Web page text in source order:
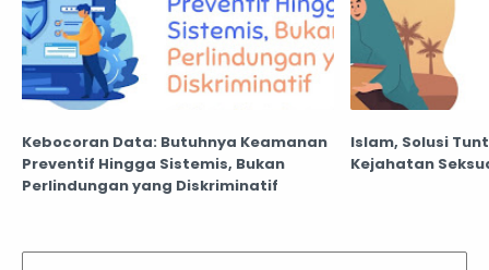
Kebocoran Data: Butuhnya Keamanan
Preventif Hingga Sistemis, Bukan
Perlindungan yang Diskriminatif
Islam, Solusi
Kejahatan